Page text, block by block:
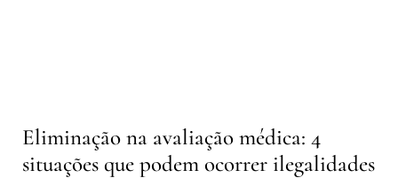
Eliminação na avaliação médica: 4
situações que podem ocorrer ilegalidades